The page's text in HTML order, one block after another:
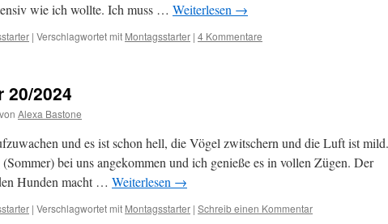
wie ich wollte. Ich muss … Weiterlesen →
| Verschlagwortet mit Montagsstarter | 4 Kommentare
20/2024
von Alexa Bastone
und es ist schon hell, die Vögel zwitschern und die Luft ist mild.
bei uns angekommen und ich genieße es in vollen Zügen. Der
Hunden macht … Weiterlesen →
| Verschlagwortet mit Montagsstarter | Schreib einen Kommentar